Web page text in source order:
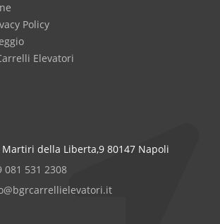
Policy
Elevatori
Martiri della Liberta,9 80147 Napoli
081 531 2308